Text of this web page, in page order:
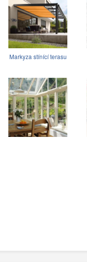
Markyza stínící terasu